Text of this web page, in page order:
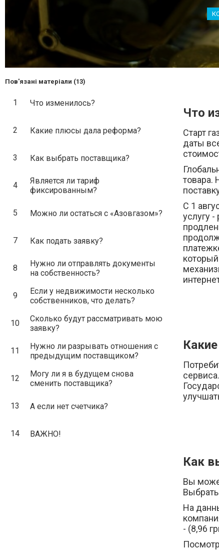
Пов'язані матеріали (13)
1 Что изменилось?
2 Какие плюсы дала реформа?
3 Как выбрать поставщика?
4
Является ли тариф
фиксированным?
5 Можно ли остаться с «Азовгазом»?
7 Как подать заявку?
8
Нужно ли отправлять документы
на собственность?
9
Если у недвижимости несколько
собственников, что делать?
10
Сколько будут рассматривать мою
заявку?
11
Нужно ли разрывать отношения с
предыдущим поставщиком?
12
Могу ли я в будущем снова
сменить поставщика?
13 А если нет счетчика?
14 ВАЖНО!
Что
Старт
даты
товара.
С 1
услугу -
Как
Вы
На
- (8,96